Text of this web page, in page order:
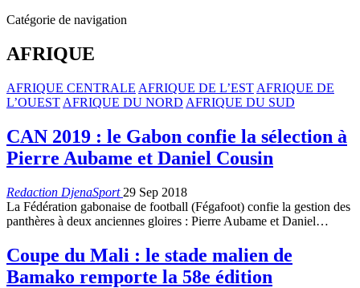
Catégorie de navigation
AFRIQUE
AFRIQUE CENTRALE AFRIQUE DE L’EST AFRIQUE DE
L’OUEST AFRIQUE DU NORD AFRIQUE DU SUD
CAN 2019 : le Gabon confie la sélection à
Pierre Aubame et Daniel Cousin
Redaction DjenaSport 29 Sep 2018
La Fédération gabonaise de football (Fégafoot) confie la gestion des
panthères à deux anciennes gloires : Pierre Aubame et Daniel…
Coupe du Mali : le stade malien de
Bamako remporte la 58e édition